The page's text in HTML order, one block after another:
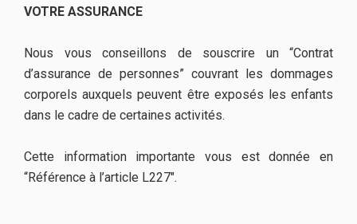
VOTRE ASSURANCE
Nous vous conseillons de souscrire un “Contrat
d’assurance de personnes” couvrant les dommages
corporels auxquels peuvent être exposés les enfants
dans le cadre de certaines activités.
Cette information importante vous est donnée en
“Référence à l’article L227".